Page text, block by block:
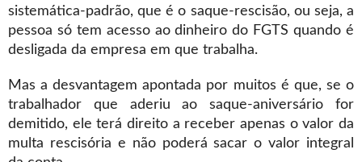
sistemática-padrão, que é o saque-rescisão, ou seja, a
pessoa só tem acesso ao dinheiro do FGTS quando é
desligada da empresa em que trabalha.
Mas a desvantagem apontada por muitos é que, se o
trabalhador que aderiu ao saque-aniversário for
demitido, ele terá direito a receber apenas o valor da
multa rescisória e não poderá sacar o valor integral